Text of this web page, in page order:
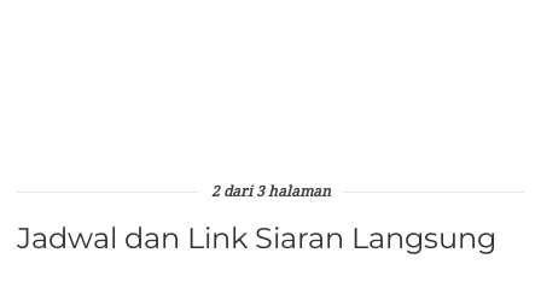
2 dari 3 halaman
Jadwal dan Link Siaran Langsung